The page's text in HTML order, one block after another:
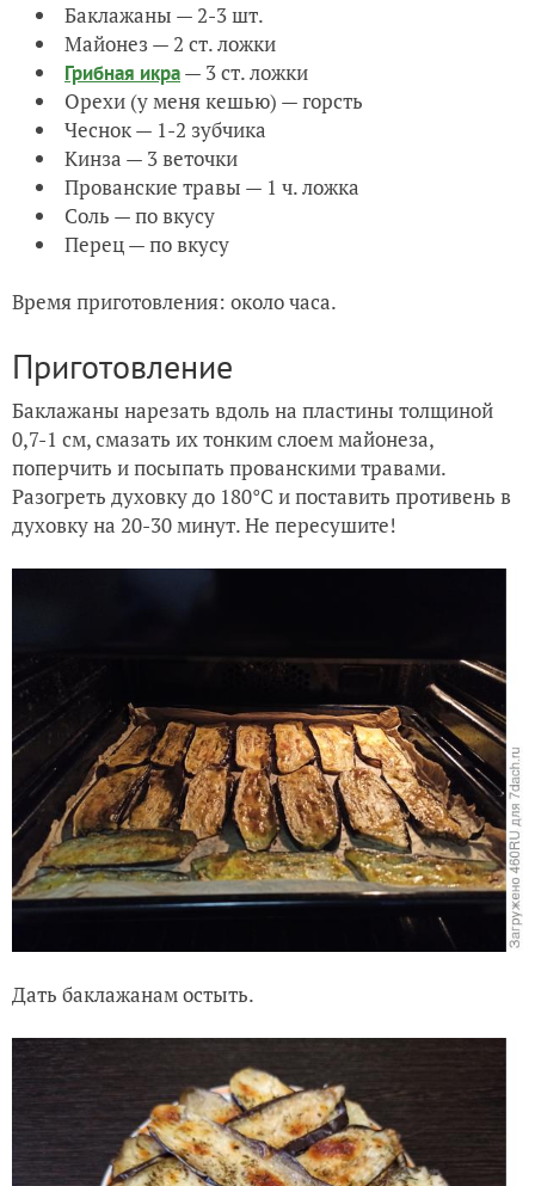
Баклажаны — 2-3 шт.
Майонез — 2 ст. ложки
Грибная икра— 3 ст. ложки
Орехи (у меня кешью) — горсть
Чеснок — 1-2 зубчика
Кинза — 3 веточки
Прованские травы — 1 ч. ложка
Соль — по вкусу
Перец — по вкусу
Время приготовления: около часа.
Приготовление
Баклажаны нарезать вдоль на пластины толщиной
0,7-1 см, смазать их тонким слоем майонеза,
поперчить и посыпать прованскими травами.
Разогреть духовку до 180°C и поставить противень в
духовку на 20-30 минут. Не пересушите!
Дать баклажанам остыть.